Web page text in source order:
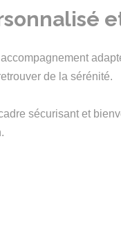
de la sérénité.
sécurisant et